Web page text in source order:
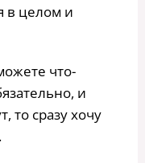
в целом и
что-
и
то сразу хочу